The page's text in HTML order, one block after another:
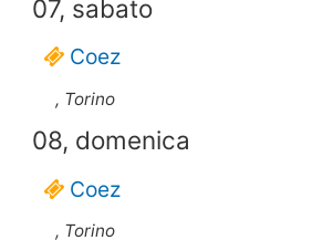
07, sabato
Coez
, Torino
08, domenica
Coez
, Torino